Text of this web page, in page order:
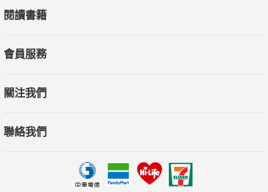
閱讀書籍
會員服務
關注我們
聯絡我們